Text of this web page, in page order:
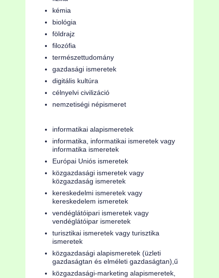
kémia
biológia
földrajz
filozófia
természettudomány
gazdasági ismeretek
digitális kultúra
célnyelvi civilizáció
nemzetiségi népismeret
informatikai alapismeretek
informatika, informatikai ismeretek vagy
informatika ismeretek
Európai Uniós ismeretek
közgazdasági ismeretek vagy
közgazdaság ismeretek
kereskedelmi ismeretek vagy
kereskedelem ismeretek
vendéglátóipari ismeretek vagy
vendéglátóipar ismeretek
turisztikai ismeretek vagy turisztika
ismeretek
közgazdasági alapismeretek (üzleti
gazdaságtan és elméleti gazdaságtan),ű
közgazdasági-marketing alapismeretek,